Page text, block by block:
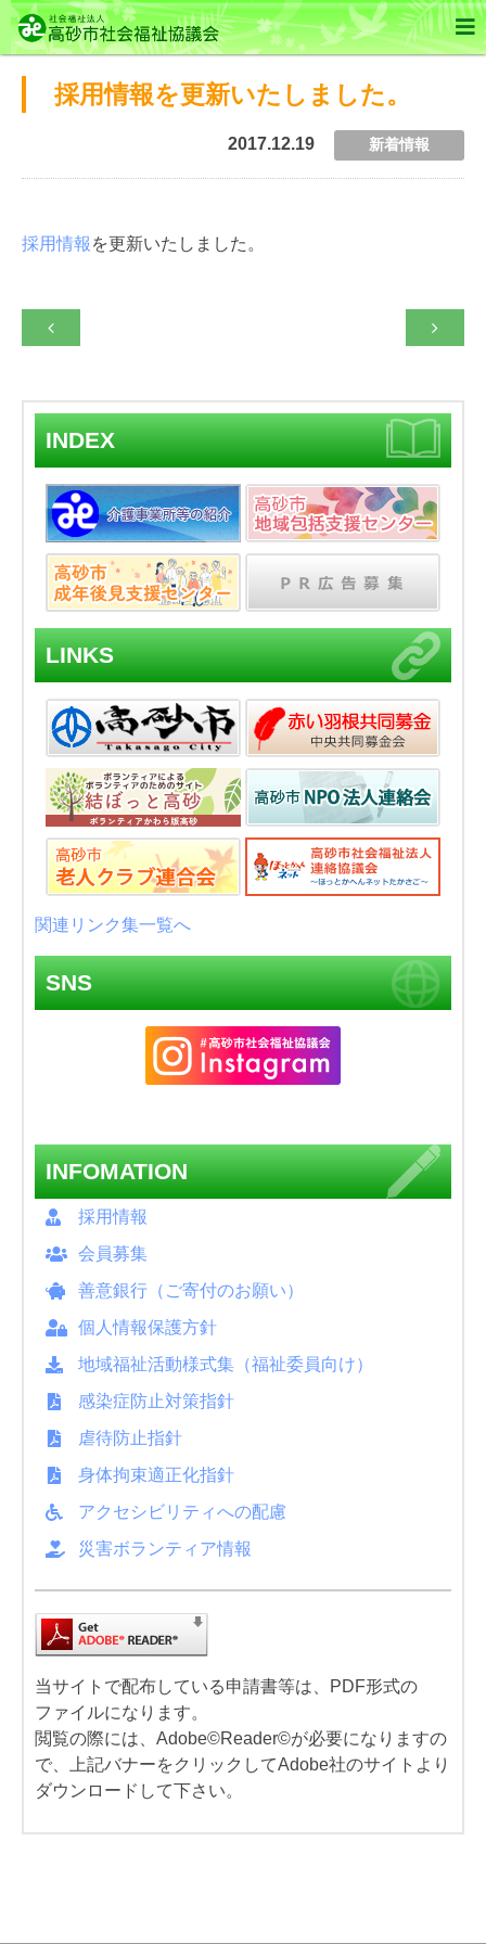

INDEX
LINKS
関連リンク集一覧へ
SNS
INFOMATION
採用情報
会員募集
善意銀行（ご寄付のお願い）
個人情報保護方針
地域福祉活動様式集（福祉委員向け）
感染症防止対策指針
虐待防止指針
身体拘束適正化指針
アクセシビリティへの配慮
災害ボランティア情報
当サイトで配布している申請書等は、PDF形式の
ファイルになります。
閲覧の際には、Adobe©Reader©が必要になりますの
で、上記バナーをクリックしてAdobe社のサイトより
ダウンロードして下さい。
採用情報を更新いたしました。
2017.12.19 新着情報
採用情報 を更新いたしました。
 